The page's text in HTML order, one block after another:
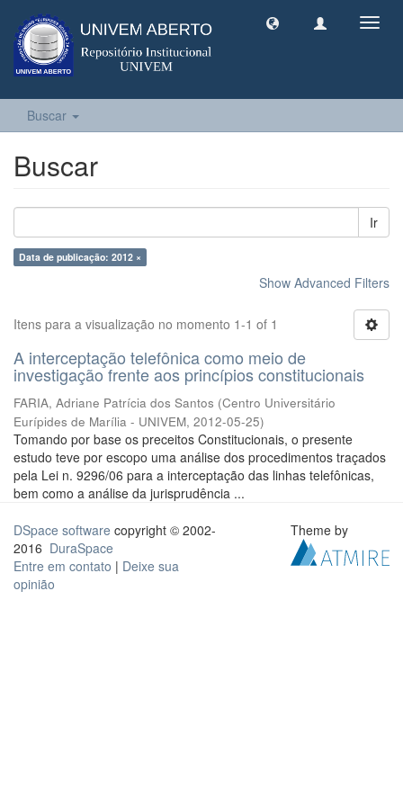
Buscar
Buscar
Ir
Data de publicação: 2012 ×
Show Advanced Filters
Itens para a visualização no momento 1-1 of 1
A interceptação telefônica como meio de
investigação frente aos princípios constitucionais
FARIA, Adriane Patrícia dos Santos (Centro Universitário
Eurípides de Marília - UNIVEM, 2012-05-25)
Tomando por base os preceitos Constitucionais, o presente
estudo teve por escopo uma análise dos procedimentos traçados
pela Lei n. 9296/06 para a interceptação das linhas telefônicas,
bem como a análise da jurisprudência ...
DSpace software copyright © 2002-
2016 DuraSpace
Entre em contato | Deixe sua
opinião
Theme by